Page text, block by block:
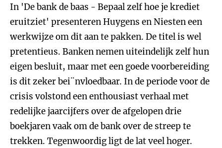
In 'De bank de baas - Bepaal zelf hoe je krediet
eruitziet' presenteren Huygens en Niesten een
werkwijze om dit aan te pakken. De titel is wel
pretentieus. Banken nemen uiteindelijk zelf hun
eigen besluit, maar met een goede voorbereiding
is dit zeker bei¨nvloedbaar. In de periode voor de
crisis volstond een enthousiast verhaal met
redelijke jaarcijfers over de afgelopen drie
boekjaren vaak om de bank over de streep te
trekken. Tegenwoordig ligt de lat veel hoger.